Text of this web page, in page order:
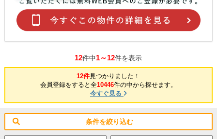
12件中1～12件を表示
12件見つかりました！
会員登録をすると全10446件の中から探せます。
今すぐ見る
条件を絞り込む